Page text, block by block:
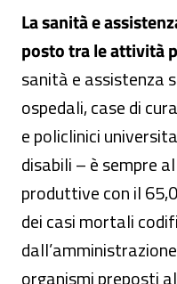
La sanità e
posto tra le attività
sanità e assistenza
ospedali, case di
e policlinici
disabili – è sempre
produttive con il
dei casi mortali
organismi preposti